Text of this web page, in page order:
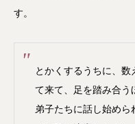
す。
とかくするうちに、数
て来て、足を踏み合
弟子たちに話し始め